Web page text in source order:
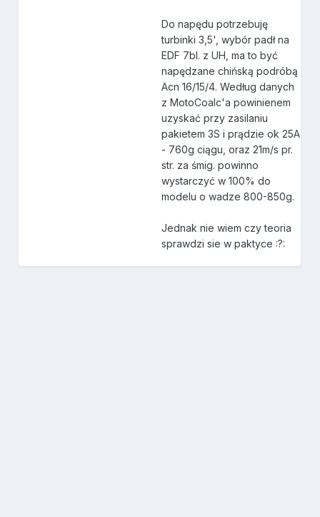
Do napędu potrzebuję
turbinki 3,5', wybór padł na
EDF 7bl. z UH, ma to być
napędzane chińską podróbą
Acn 16/15/4. Według danych
z MotoCoalc'a powinienem
uzyskać przy zasilaniu
pakietem 3S i prądzie ok 25A
- 760g ciągu, oraz 21m/s pr.
str. za śmig. powinno
wystarczyć w 100% do
modelu o wadze 800-850g.
Jednak nie wiem czy teoria
sprawdzi sie w paktyce :?: